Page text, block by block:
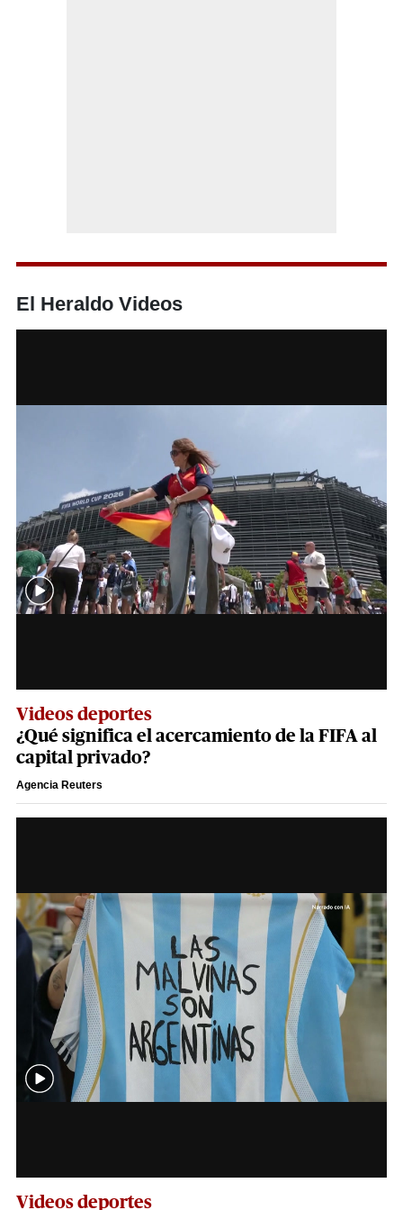
El Heraldo Videos
Videos deportes
¿Qué significa el acercamiento de la FIFA al
capital privado?
Agencia Reuters
Videos deportes